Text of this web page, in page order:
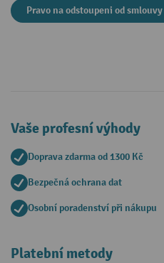
Pravo na odstoupeni od smlouvy
Vaše profesní výhody
Doprava zdarma od 1300 Kč
Bezpečná ochrana dat
Osobní poradenství při nákupu
Platební metody